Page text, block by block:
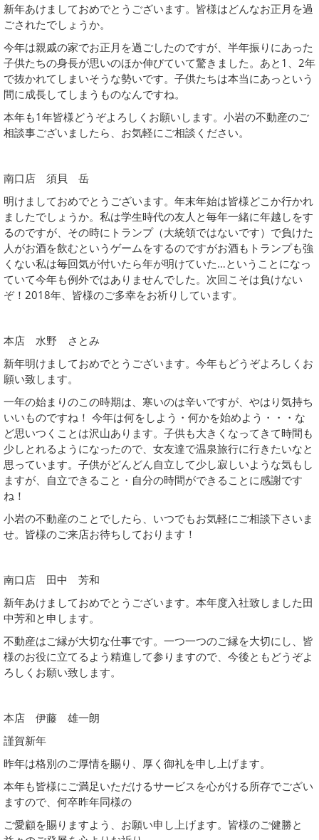
新年あけましておめでとうございます。皆様はどんなお正月を過
ごされたでしょうか。
今年は親戚の家でお正月を過ごしたのですが、半年振りにあった
子供たちの身長が思いのほか伸びていて驚きました。あと1、2年
で抜かれてしまいそうな勢いです。子供たちは本当にあっという
間に成長してしまうものなんですね。
本年も1年皆様どうぞよろしくお願いします。小岩の不動産のご
相談事ございましたら、お気軽にご相談ください。
南口店 須貝 岳
明けましておめでとうございます。年末年始は皆様どこか行かれ
ましたでしょうか。私は学生時代の友人と毎年一緒に年越しをす
るのですが、その時にトランプ（大統領ではないです）で負けた
人がお酒を飲むというゲームをするのですがお酒もトランプも強
くない私は毎回気が付いたら年が明けていた…ということになっ
ていて今年も例外ではありませんでした。次回こそは負けない
ぞ！2018年、皆様のご多幸をお祈りしています。
本店 水野 さとみ
新年明けましておめでとうございます。今年もどうぞよろしくお
願い致します。
一年の始まりのこの時期は、寒いのは辛いですが、やはり気持ち
いいものですね！ 今年は何をしよう・何かを始めよう・・・な
ど思いつくことは沢山あります。子供も大きくなってきて時間も
少しとれるようになったので、女友達で温泉旅行に行きたいなと
思っています。子供がどんどん自立して少し寂しいような気もし
ますが、自立できること・自分の時間ができることに感謝です
ね！
小岩の不動産のことでしたら、いつでもお気軽にご相談下さいま
せ。皆様のご来店お待ちしております！
南口店 田中 芳和
新年あけましておめでとうございます。本年度入社致しました田
中芳和と申します。
不動産はご縁が大切な仕事です。一つ一つのご縁を大切にし、皆
様のお役に立てるよう精進して参りますので、今後ともどうぞよ
ろしくお願い致します。
本店 伊藤 雄一朗
謹賀新年
昨年は格別のご厚情を賜り、厚く御礼を申し上げます。
本年も皆様にご満足いただけるサービスを心がける所存でござい
ますので、何卒昨年同様の
ご愛顧を賜りますよう、お願い申し上げます。皆様のご健勝と